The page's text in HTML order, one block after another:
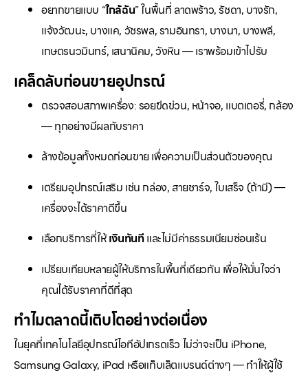
อยากขายแบบ “ใกล้ฉัน” ในพื้นที่ ลาดพร้าว, รัชดา, บางรัก,
แจ้งวัฒนะ, บางแค, วัชรพล, รามอินทรา, บางนา, บางพลี,
เกษตรนวมินทร์, เสนานิคม, วังหิน — เราพร้อมเข้าไปรับ
เคล็ดลับก่อนขายอุปกรณ์
ตรวจสอบสภาพเครื่อง: รอยขีดข่วน, หน้าจอ, แบตเตอรี่, กล้อง
— ทุกอย่างมีผลกับราคา
ล้างข้อมูลทั้งหมดก่อนขาย เพื่อความเป็นส่วนตัวของคุณ
เตรียมอุปกรณ์เสริม เช่น กล่อง, สายชาร์จ, ใบเสร็จ (ถ้ามี) —
เครื่องจะได้ราคาดีขึ้น
เลือกบริการที่ให้เงินทันทีและไม่มีค่าธรรมเนียมซ่อนเร้น
เปรียบเทียบหลายผู้ให้บริการในพื้นที่เดียวกัน เพื่อให้มั่นใจว่า
คุณได้รับราคาที่ดีที่สุด
ทำไมตลาดนี้เติบโตอย่างต่อเนื่อง
ในยุคที่เทคโนโลยีอุปกรณ์ไอทีอัปเกรดเร็ว ไม่ว่าจะเป็น iPhone,
Samsung Galaxy, iPad หรือแท็บเล็ตแบรนด์ต่างๆ — ทำให้ผู้ใช้